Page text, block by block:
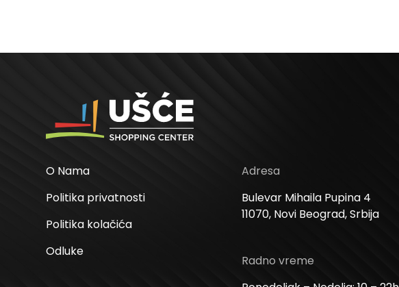
O Nama
Politika privatnosti
Politika kolačića
Odluke
Adresa
Bulevar Mihaila Pupina 4
11070, Novi Beograd, Srbija
Radno vreme